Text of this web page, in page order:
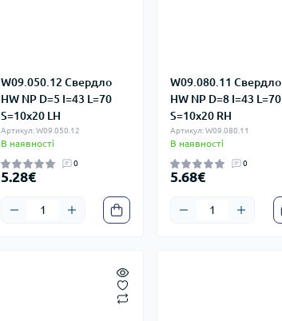
W09.050.12 Свердло
HW NP D=5 I=43 L=70
S=10x20 LH
Артикул: W09.050.12
В наявності
0
5.28€
W09.080.11 Свердло
HW NP D=8 I=43 L=70
S=10x20 RH
Артикул: W09.080.11
В наявності
0
5.68€